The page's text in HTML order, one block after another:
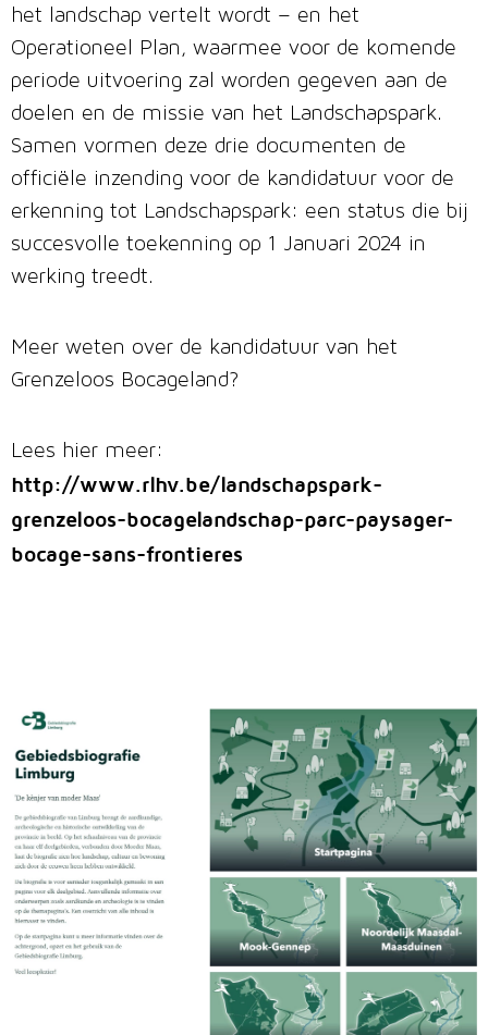
het landschap vertelt wordt – en het
Operationeel Plan, waarmee voor de komende
periode uitvoering zal worden gegeven aan de
doelen en de missie van het Landschapspark.
Samen vormen deze drie documenten de
officiële inzending voor de kandidatuur voor de
erkenning tot Landschapspark: een status die bij
succesvolle toekenning op 1 Januari 2024 in
werking treedt.
Meer weten over de kandidatuur van het
Grenzeloos Bocageland?
Lees hier meer:
http://www.rlhv.be/landschapspark-
grenzeloos-bocagelandschap-parc-paysager-
bocage-sans-frontieres